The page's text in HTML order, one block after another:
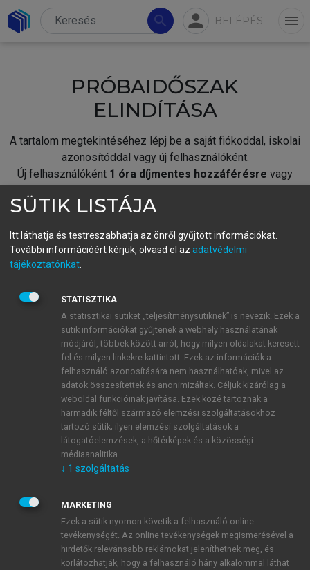
search person BELÉPÉS menu
PRÓBAIDŐSZAK
ELINDÍTÁSA
A tartalom megtekintéséhez lépj be a saját fiókoddal, iskolai
azonosítóddal vagy új felhasználóként.
Új felhasználóként 1 óra díjmentes hozzáférésre vagy
fiókoddal,vagy hozz létre új fiókot.
A regisztráció után apróbaidőszakautomatikusan
BELÉPÉS SAJÁT FIÓKKAL
ÚJ FIÓK LÉTREHOZÁSA
1 óra díjmentes hozzáférés
E-MAIL-CÍM
JELSZÓ
JELSZÓ ÚJRA
SÜTIK LISTÁJA
Itt láthatja és testreszabhatja az önről gyűjtött információkat.
További információért kérjük, olvasd el az adatvédelmi
tájékoztatónkat
STATISZTIKA
A statisztikai sütiket „teljesítménysütiknek” is nevezik. Ezek a
sütik információkat gyűjtenek a webhely használatának
módjáról, többek között arról, hogy milyen oldalakat keresett
fel és milyen linkekre kattintott. Ezek az információk a
felhasználó azonosítására nem használhatóak, mivel az
adatok összesítettek és anonimizáltak. Céljuk kizárólag a
weboldal funkcióinak javítása. Ezek közé tartoznak a
harmadik féltől származó elemzési szolgáltatásokhoz
tartozó sütik; ilyen elemzési szolgáltatások a
látogatóelemzések, a hőtérképek és a közösségi
médiaanalitika.
↓ 1 szolgáltatás
MARKETING
Ezek a sütik nyomon követik a felhasználó online
tevékenységét. Az online tevékenységek megismerésével a
hirdetők relevánsabb reklámokat jeleníthetnek meg, és
korlátozhatják, hogy a felhasználó hány alkalommal láthat